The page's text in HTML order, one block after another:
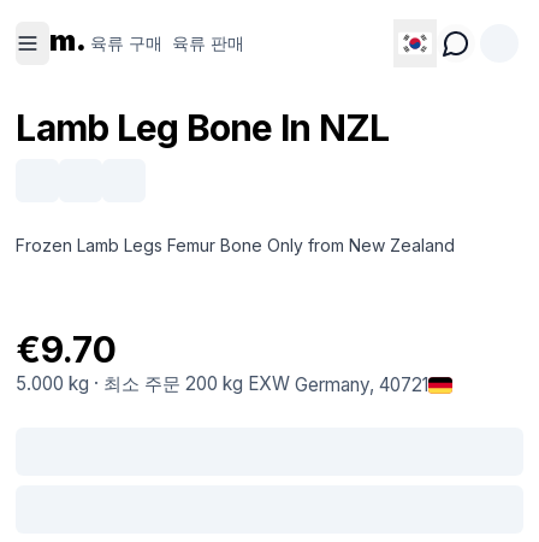
m. 육류 구매 육류 판매
매
매
Lamb Leg Bone In NZL
Frozen Lamb Legs Femur Bone Only from New Zealand
€9.70
5.000 kg · 최소 주문 200 kg EXW Germany, 40721